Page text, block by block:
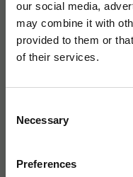
our social media,
may combine it with
provided to them or
of their services.
Selection
Necessary
Preferences
EU-försäkran
EU-försäkran
Originalnummer